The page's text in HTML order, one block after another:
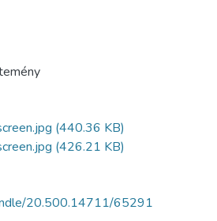
(440.36 KB)
(426.21 KB)
20.500.14711/65291